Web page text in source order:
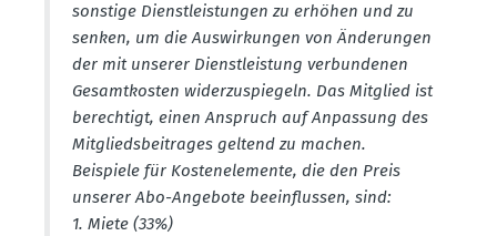
sonstige Dienst­leis­tungen zu erhöhen und zu
senken, um die Auswir­kungen von Änderungen
der mit unserer Dienst­leistung verbun­denen
Gesamt­kosten wider­zu­spiegeln. Das Mitglied ist
berechtigt, einen Anspruch auf Anpassung des
Mitglieds­bei­trages geltend zu machen.
Beispiele für Kosten­ele­mente, die den Preis
unserer Abo-Angebote beein­flussen, sind:
1. Miete (33%)